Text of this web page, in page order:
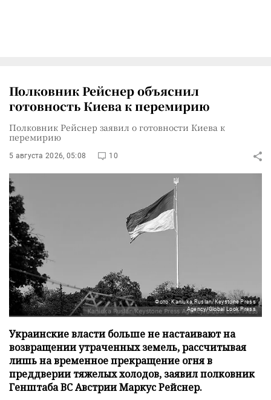
Полковник Рейснер объяснил
готовность Киева к перемирию
Полковник Рейснер заявил о готовности Киева к
перемирию
5 августа 2026, 05:08 10
Фото: Kaniuka Ruslan/Keystone Press
Agency/Global Look Press
Украинские власти больше не настаивают на
возвращении утраченных земель, рассчитывая
лишь на временное прекращение огня в
преддверии тяжелых холодов, заявил полковник
Генштаба ВС Австрии Маркус Рейснер.